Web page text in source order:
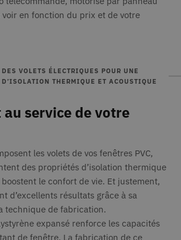
voir en fonction du prix et de votre
VOLETS ÉLECTRIQUES POUR UNE
THERMIQUE ET ACOUSTIQUE
service de votre
les volets de vos fenêtres PVC,
des propriétés d’isolation thermique
le confort de vie. Et justement,
d’excellents résultats grâce à sa
technique de fabrication.
expansé renforce les capacités
de fenêtre. La fabrication de ce